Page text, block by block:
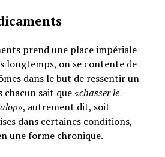
prend une place impériale
longtemps, on se contente de
dans le but de ressentir un
sait que «chasser le
», autrement dit, soit
dans certaines conditions,
une forme chronique.